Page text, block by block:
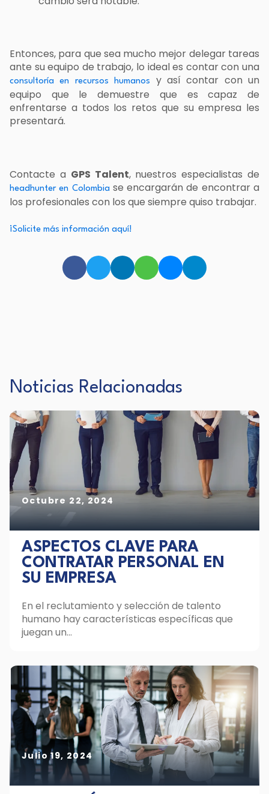
Entonces, para que sea mucho mejor delegar tareas
ante su equipo de trabajo, lo ideal es contar con una
consultoría en recursos humanos
y así contar con un
equipo que le demuestre que es capaz de
enfrentarse a todos los retos que su empresa les
presentará.
Contacte a GPS Talent, nuestros especialistas de
headhunter en Colombia se encargarán de encontrar a
los profesionales con los que siempre quiso trabajar.
¡Solicite más información aquí!
Noticias Relacionadas
Octubre 22, 2024
ASPECTOS CLAVE PARA
CONTRATAR PERSONAL EN
SU EMPRESA
En el reclutamiento y selección de talento
humano hay características específicas que
juegan un...
Julio 19, 2024